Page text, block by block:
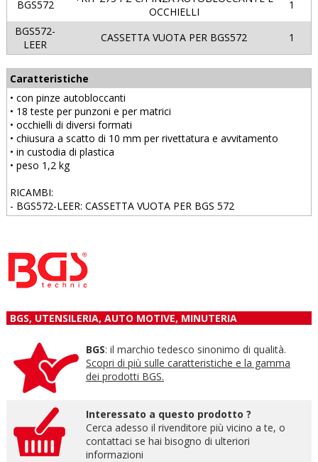
BGS572
OCCHIELLI
1
BGS572-
LEER
CASSETTA VUOTA PER BGS572 1
Caratteristiche
• con pinze autobloccanti
• 18 teste per punzoni e per matrici
• occhielli di diversi formati
• chiusura a scatto di 10 mm per rivettatura e avvitamento
• in custodia di plastica
• peso 1,2 kg
RICAMBI:
- BGS572-LEER: CASSETTA VUOTA PER BGS 572
BGS, UTENSILERIA, AUTO MOTIVE, MINUTERIA
BGS: il marchio tedesco sinonimo di qualità.
Scopri di più sulle caratteristiche e la gamma
dei prodotti BGS.
Interessato a questo prodotto ?
Cerca adesso il rivenditore più vicino a te, o
contattaci se hai bisogno di ulteriori
informazioni